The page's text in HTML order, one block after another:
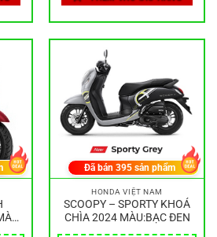
HONDA VIỆT NAM
SCOOPY – SPORTY KHOÁ
CHÌA 2024 MÀU:BẠC ĐEN
Đã bán395 sản phẩm